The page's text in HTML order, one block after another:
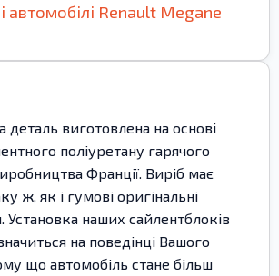
автомобілі Renault Megane
деталь виготовлена на основі
поліуретану гарячого
Франції. Виріб має
ж, як і гумові оригінальні
Установка наших сайлентблоків
на поведінці Вашого
що автомобіль стане більш